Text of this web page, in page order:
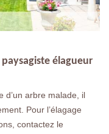
élagueur
d’un arbre malade, il
Pour l’élagage
contactez le